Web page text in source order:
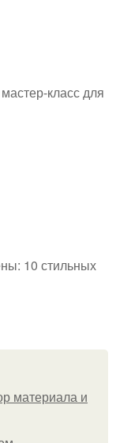
класс для
10 стильных
материала и